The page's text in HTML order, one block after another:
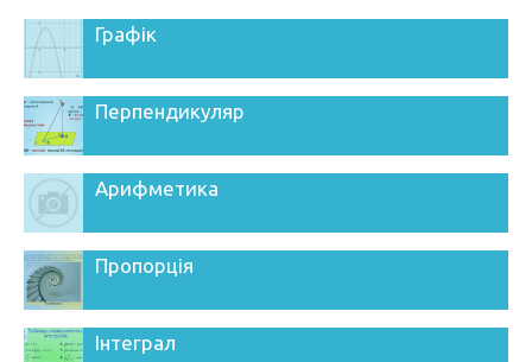
Графік
Перпендикуляр
Арифметика
Пропорція
Інтеграл